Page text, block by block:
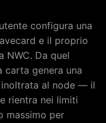
configura una
e il proprio
NWC. Da quel
carta genera una
inoltrata al node — il
rientra nei limiti
massimo per